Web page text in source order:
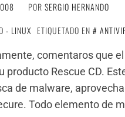
POR SERGIO HERNANDO
- LINUX ETIQUETADO EN
comentaros que
producto Rescue CD.
de malware,
Todo elemento de